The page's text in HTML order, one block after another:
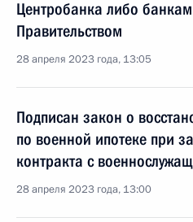
Центробанка либо
Правительством
28 апреля 2023 года, 13:05
Подписан закон о
по военной ипотеке при
контракта с
28 апреля 2023 года, 13:00